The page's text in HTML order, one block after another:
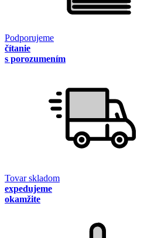
Podporujeme
čítanie
s porozumením
Tovar skladom
expedujeme
okamžite